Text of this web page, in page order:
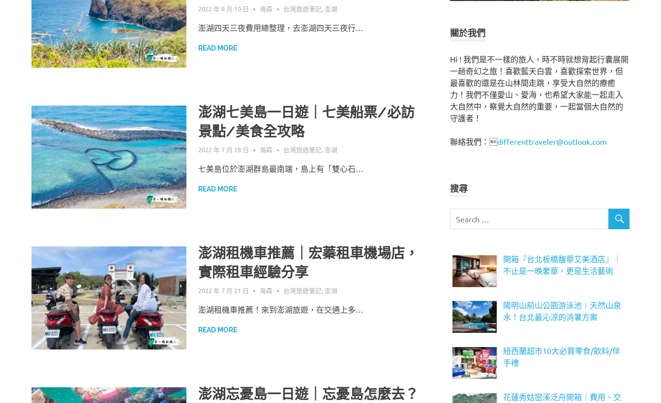
2022 年 8 月 10 日 海森 台灣旅遊筆記, 澎湖
澎湖四天三夜費用總整理，去澎湖四天三夜行…
READ MORE
澎湖七美島一日遊｜七美船票/必訪
景點/美食全攻略
2022 年 7 月 28 日 海森 台灣旅遊筆記, 澎湖
七美島位於澎湖群島最南端，島上有「雙心石…
READ MORE
澎湖租機車推薦｜宏蓁租車機場店，
實際租車經驗分享
2022 年 7 月 21 日 海森 台灣旅遊筆記, 澎湖
澎湖租機車推薦！來到澎湖旅遊，在交通上多…
READ MORE
澎湖忘憂島一日遊｜忘憂島怎麼去？
關於我們
Hi ! 我們是不一樣的旅人，時不時就想背起行囊展開
一趟奇幻之旅！喜歡藍天白雲，喜歡探索世界，但
最喜歡的還是在山林間走跳，享受大自然的療癒
力！我們不僅愛山、愛海，也希望大家能一起走入
大自然中，察覺大自然的重要，一起當個大自然的
守護者！
聯絡我們：differenttraveler@outlook.com
搜尋
開箱『台北板橋馥華艾美酒店』｜
不止是一晚奢華，更是生活藝術
陽明山前山公園游泳池｜天然山泉
水！台北最沁涼的消暑方案
紐西蘭超市10大必買零食/飲料/伴
手禮
花蓮秀姑巒溪泛舟開箱｜費用、交